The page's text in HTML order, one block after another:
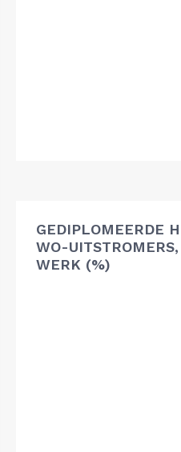
GEDIPLOMEERDE
WO-
WERK (%)